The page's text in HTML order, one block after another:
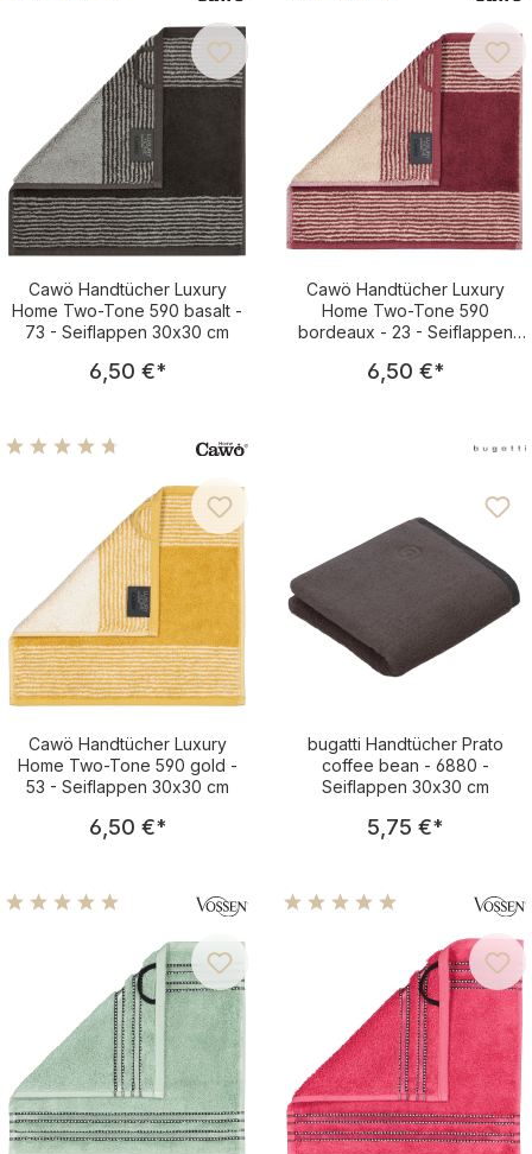
Durchschnittliche Bewertung von 4.96 von 5 Sternen
Cawö Handtücher Luxury
Home Two-Tone 590 basalt -
73 - Seiflappen 30x30 cm
Regulärer Preis:
6,50 €*
Cawö Handtücher Luxury
Home Two-Tone 590
bordeaux - 23 - Seiflappen
Regulärer
6,50 €*
Cawö Handtücher Luxury
Home Two-Tone 590 gold -
53 - Seiflappen 30x30 cm
Regulärer Preis:
6,50 €*
bugatti Handtücher Prato
coffee bean - 6880 -
Seiflappen 30x30 cm
Regulärer
5,75 €*
Durchschnittliche